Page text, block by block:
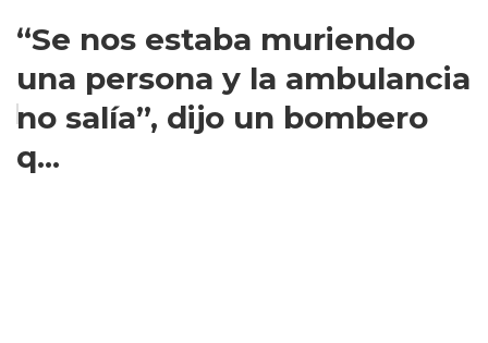
“Se nos estaba muriendo
una persona y la ambulancia
no salía”, dijo un bombero
q...